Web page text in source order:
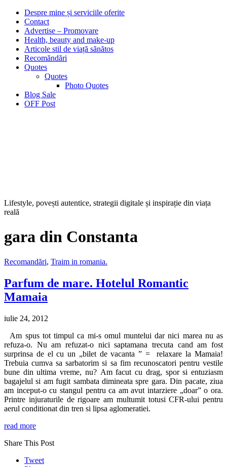
Despre mine și serviciile oferite
Contact
Advertise – Promovare
Health, beauty and make-up
Articole stil de viață sănătos
Recomăndări
Quotes
Quotes
Photo Quotes
Blog Sale
OFF Post
Lifestyle, povești autentice, strategii digitale și inspirație din viața
reală
gara din Constanta
Recomandări, Traim in romania.
Parfum de mare. Hotelul Romantic
Mamaia
iulie 24, 2012
Am spus tot timpul ca mi-s omul muntelui dar nici marea nu as
refuza-o. Nu am refuzat-o nici saptamana trecuta cand am fost
surprinsa de el cu un „bilet de vacanta ” = relaxare la Mamaia!
Trebuia cumva sa sarbatorim si sa fim recunoscatori pentru vestile
bune din ultima vreme, nu? Am facut cu drag, spor si entuziasm
bagajelul si am fugit sambata dimineata spre gara. Din pacate, ziua
am inceput-o cu stangul pentru ca am avut intarziere „doar” o ora.
Printre injuraturile de rigoare am multumit totusi CFR-ului pentru
aerul conditionat din tren si lipsa aglomeratiei.
read more
Share This Post
Tweet